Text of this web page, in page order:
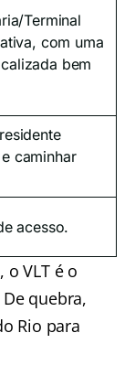
Terminal
com uma
bem
caminhar
acesso.
VLT é o
quebra,
Rio para